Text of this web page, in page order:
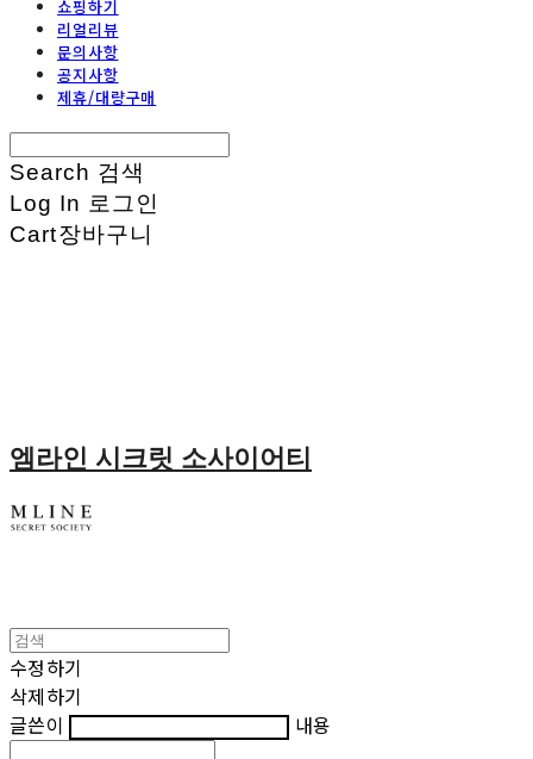
쇼핑하기
리얼리뷰
문의사항
공지사항
제휴/대량구매
Search 검색
Log In 로그인
Cart장바구니
엠라인 시크릿 소사이어티
수정하기
삭제하기
글쓴이
내용